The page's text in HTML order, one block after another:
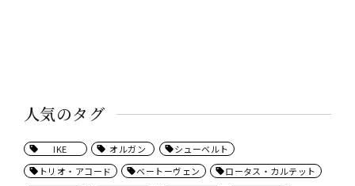
人気のタグ
IKE オルガン
シューベルト
トリオ・アコード
ベートーヴェン
ロータス・カルテット